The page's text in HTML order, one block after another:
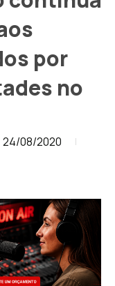
por
no
24/08/2020